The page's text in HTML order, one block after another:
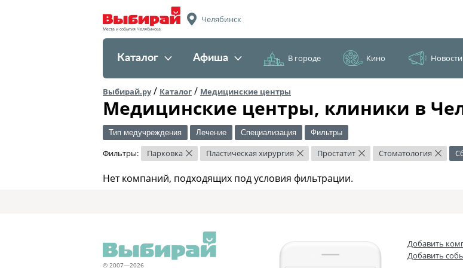
Места и события Челябинска
Челябинск
Каталог Афиша В городе Кино Новости
Выбирай.ру/ Каталог / Медицинские центры
Медицинские центры, клиники в
Тип медучреждения Лечение Специализация Фильтры
Фильтры: Парковка × Пластическая хирургия × Простатит × Стоматология ×
Нет компаний, подходящих под условия фильтрации.
© 2007—2026
Добавить
Добавить